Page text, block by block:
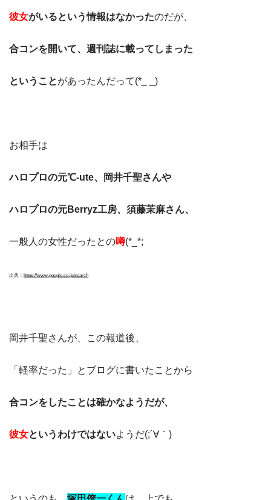
彼女がいるという情報はなかったのだが、
合コンを開いて、週刊誌に載ってしまった
ということがあったんだって(*_ _)
お相手は
ハロプロの元℃-ute、岡井千聖さんや
ハロプロの元Berryz工房、須藤茉麻さん、
一般人の女性だったとの噂(*_*;
出典： https://www.google.co.jp/search
岡井千聖さんが、この報道後、
「軽率だった」とブログに書いたことから
合コンをしたことは確かなようだが、
彼女というわけではないようだ(;´∀｀)